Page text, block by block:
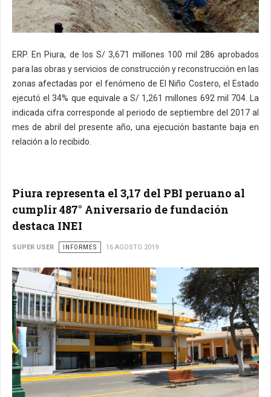
ERP. En Piura, de los S/ 3,671 millones 100 mil 286 aprobados
para las obras y servicios de construcción y reconstrucción en las
zonas afectadas por el fenómeno de El Niño Costero, el Estado
ejecutó el 34% que equivale a S/ 1,261 millones 692 mil 704. La
indicada cifra corresponde al periodo de septiembre del 2017 al
mes de abril del presente año, una ejecución bastante baja en
relación a lo recibido.
Piura representa el 3,17 del PBI peruano al
cumplir 487° Aniversario de fundación
destaca INEI
SUPER USER INFORMES 16 AGOSTO 2019